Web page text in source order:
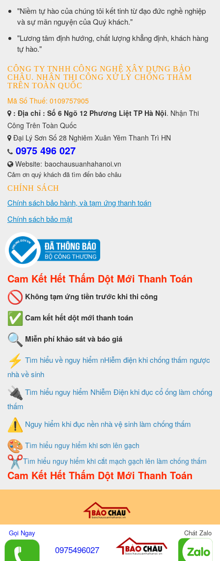
​"Niềm tự hào của chúng tôi kết tinh từ đạo đức nghề nghiệp
và sự mãn nguyện của Quý khách."
​"Lương tâm định hướng, chất lượng khẳng định, khách hàng
tự hào."
CÔNG TY TNHH CÔNG NGHỆ XÂY DỰNG BẢO
CHÂU. NHẬN THI CÔNG XỬ LÝ CHỐNG THẤM
TRÊN TOÀN QUỐC
Mã Số Thuế: 0109757905
: Địa chỉ : Số 6 Ngõ 12 Phương Liệt TP Hà Nội. Nhận Thi
Công Trên Toàn Quốc
Đại Lý Sơn Số 28 Nghiêm Xuân Yêm Thanh Trì HN
0975 496 027
Website: baochausuanhahanoi.vn
Cảm ơn quý khách đã tìm đến bảo châu
CHÍNH SÁCH
Chính sách bảo hành, và tạm ứng thanh toán
Chính sách bảo mật
Cam Kết Hết Thấm Dột Mới Thanh Toán
Không tạm ứng tiền trước khi thi công
Cam kết hết dột mới thanh toán
Miễn phí khảo sát và báo giá
Tìm hiểu về nguy hiểm nHiễm điện khi chống thấm ngược
nhà về sinh
Tìm hiểu nguy hiểm Nhiễm Điện khi đục cổ ống làm chống
thấm
Nguy hiểm khi đục nền nhà vệ sinh làm chống thấm
Tìm hiểu nguy hiểm khi sơn lên gạch
Tìm hiểu nguy hiểm khi cắt mạch gạch lên làm chống thấm
Cam Kết Hết Thấm Dột Mới Thanh Toán
Gọi Ngay
0975496027
Chát Zalo